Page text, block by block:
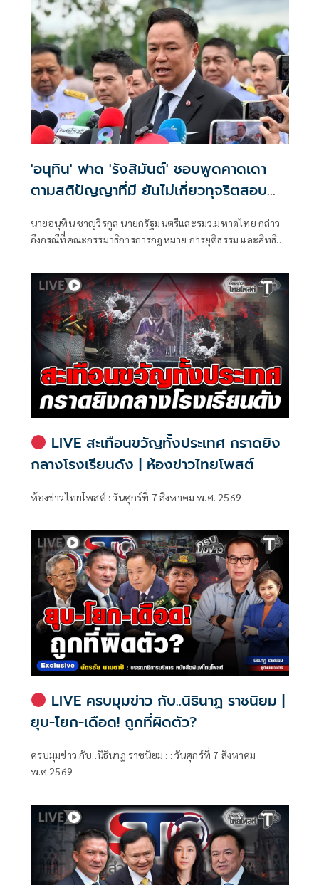
'อนุทิน' ฟาด 'รังสิมันต์' ชอบพูดคาดเดา
ตามสติปัญญาที่มี ยันไม่เกี่ยวทุจริตสอบ
นายอนุทิน ชาญวีรกูล นายกรัฐมนตรีและรมว.มหาดไทย กล่าว
ถึงกรณีที่คณะกรรมาธิการการกฎหมาย การยุติธรรม และสิทธิ
กรรมาธิการ มีการอ้างชื่อนายกรัฐมนตรี เข้าไปเกี่ยวข้องกับการ
ทุจริตสอบท้องถิ่น
LIVE สะเทือนขวัญทั้งประเทศ กราดยิง
กลางโรงเรียนดัง | ห้องข่าวไทยโพสต์
ห้องข่าวไทยโพสต์ : วันศุกร์ที่ 7 สิงหาคม พ.ศ. 2569
LIVE ครบมุมข่าว กับ..นิธินาฏ ราชนิยม |
ยุบ-โยก-เดือด! ถูกที่ผิดตัว?
ครบมุมข่าว กับ..นิธินาฏ ราชนิยม : : วันศุกร์ที่ 7 สิงหาคม
พ.ศ.2569